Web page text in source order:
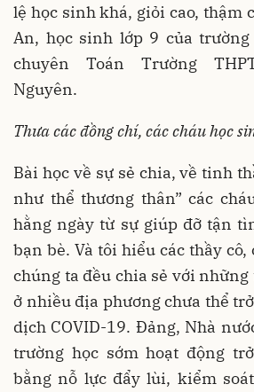
lệ học sinh khá, giỏi cao, thậm
An, học sinh lớp 9 của
chuyên Toán Trường
Nguyên.
Thưa các đồng chí, các cháu học
Bài học về sự sẻ chia, về tinh
như thể thương thân” các
hằng ngày từ sự giúp đỡ tận
bạn bè. Và tôi hiểu các thầy cô,
chúng ta đều chia sẻ với những
ở nhiều địa phương chưa thể
dịch COVID-19. Đảng, Nhà
trường học sớm hoạt động
bằng nỗ lực đẩy lùi, kiểm